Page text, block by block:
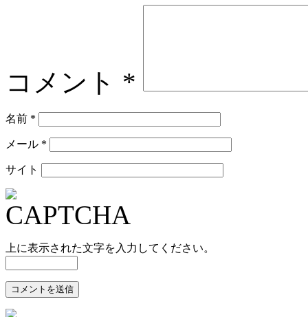
コメント *
名前 *
メール *
サイト
上に表示された文字を入力してください。